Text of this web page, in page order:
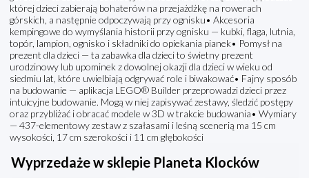
której dzieci zabierają bohaterów na przejażdżkę na rowerach
górskich, a następnie odpoczywają przy ognisku• Akcesoria
kempingowe do wymyślania historii przy ognisku — kubki, flaga, lutnia,
topór, lampion, ognisko i składniki do opiekania pianek• Pomysł na
prezent dla dzieci — ta zabawka dla dzieci to świetny prezent
urodzinowy lub upominek z dowolnej okazji dla dzieci w wieku od
siedmiu lat, które uwielbiają odgrywać role i biwakować• Fajny sposób
na budowanie — aplikacja LEGO® Builder przeprowadzi dzieci przez
intuicyjne budowanie. Mogą w niej zapisywać zestawy, śledzić postępy
oraz przybliżać i obracać modele w 3D w trakcie budowania• Wymiary
— 437-elementowy zestaw z szałasami i leśną scenerią ma 15 cm
wysokości, 17 cm szerokości i 11 cm głębokości
Wyprzedaże w sklepie Planeta Klocków